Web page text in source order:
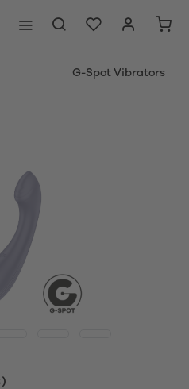
G-Spot Vibrators
)